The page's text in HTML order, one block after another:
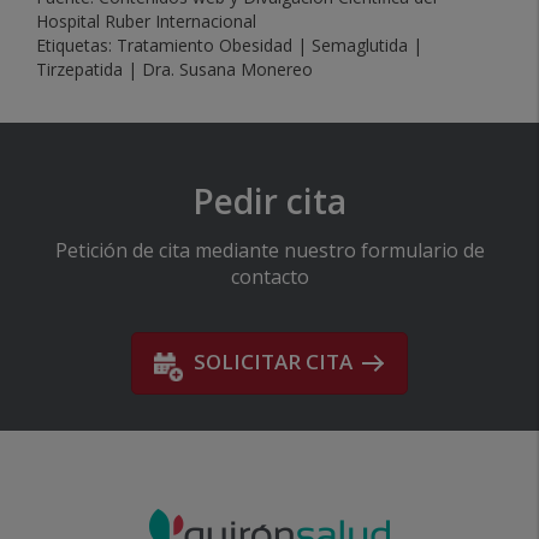
Hospital Ruber Internacional
Etiquetas: Tratamiento Obesidad | Semaglutida |
Tirzepatida | Dra. Susana Monereo
Pedir cita
Petición de cita mediante nuestro formulario de
contacto
SOLICITAR CITA